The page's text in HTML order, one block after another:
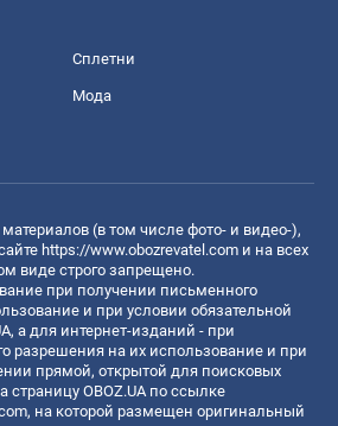
Сплетни
Мода
(в том числе фото- и видео-),
https://www.obozrevatel.com и на всех
виде строго запрещено.
при получении письменного
и при условии обязательной
а для интернет-изданий - при
разрешения на их использование и при
прямой, открытой для поисковых
страницу OBOZ.UA по ссылке
, на которой размещен оригинальный